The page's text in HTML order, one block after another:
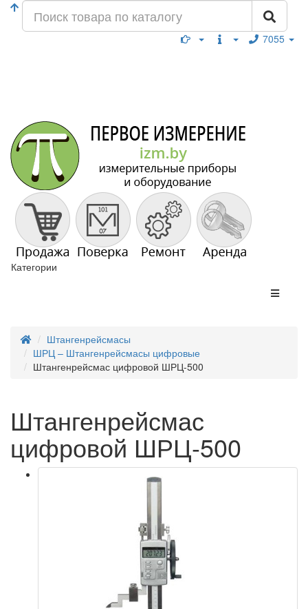
7055
Категории
Штангенрейсмасы
ШРЦ – Штангенрейсмасы цифровые
Штангенрейсмас цифровой ШРЦ-500
Штангенрейсмас
цифровой ШРЦ-500